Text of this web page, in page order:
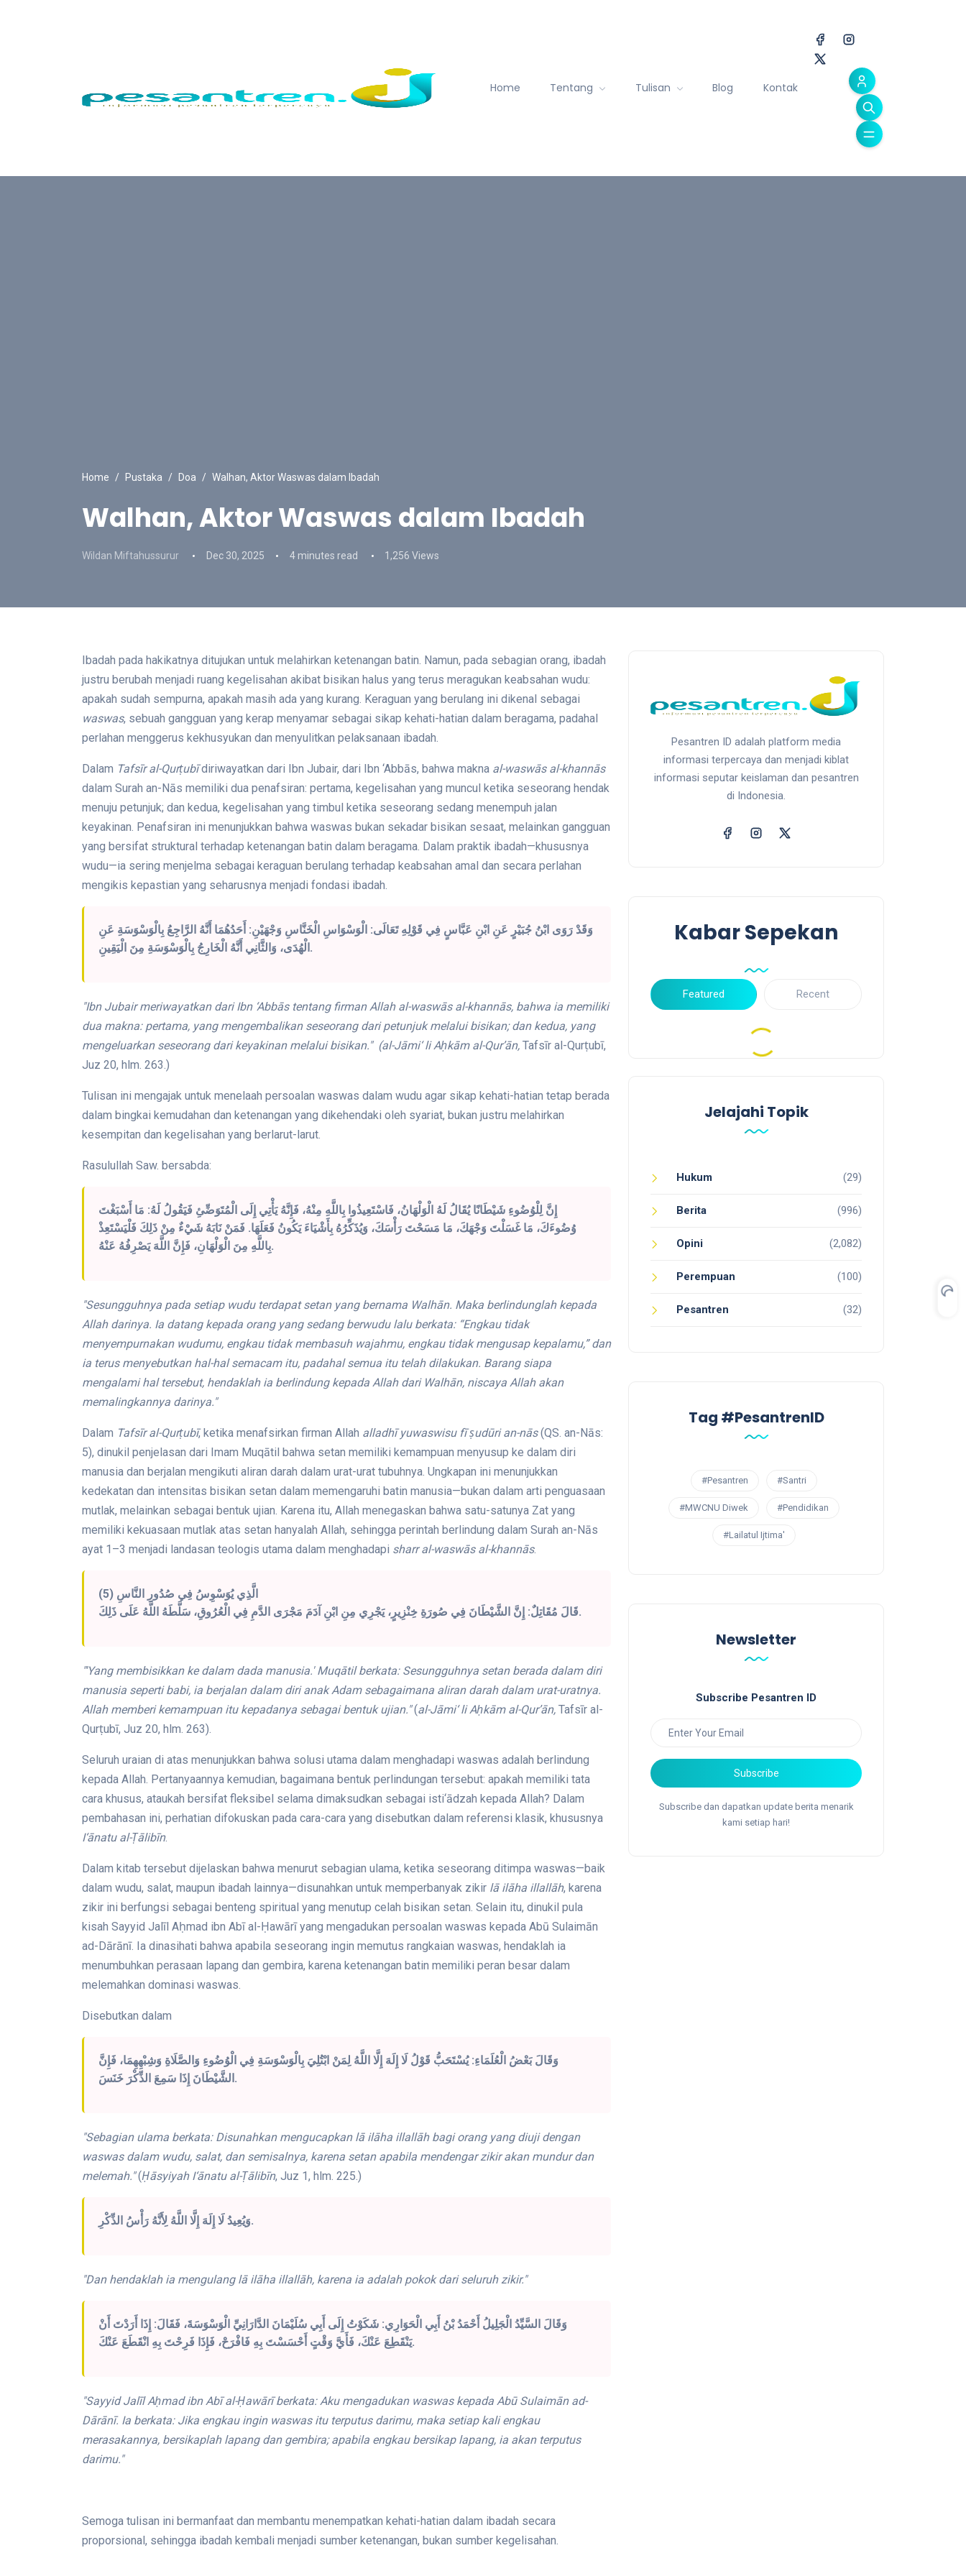
Home Tentang Tulisan Blog Kontak
Home Pustaka Doa Walhan, Aktor Waswas dalam Ibadah
Walhan, Aktor Waswas dalam Ibadah
Wildan Miftahussurur Dec 30, 2025 4 minutes read 1,256 Views
Ibadah pada hakikatnya ditujukan untuk melahirkan ketenangan batin. Namun, pada sebagian orang, ibadah
justru berubah menjadi ruang kegelisahan akibat bisikan halus yang terus meragukan keabsahan wudu:
apakah sudah sempurna, apakah masih ada yang kurang. Keraguan yang berulang ini dikenal sebagai
waswas, sebuah gangguan yang kerap menyamar sebagai sikap kehati-hatian dalam beragama, padahal
perlahan menggerus kekhusyukan dan menyulitkan pelaksanaan ibadah.
Dalam Tafsīr al-Qurṭubīdiriwayatkan dari Ibn Jubair, dari Ibn ‘Abbās, bahwa makna al-waswās al-khannās
dalam Surah an-Nās memiliki dua penafsiran: pertama, kegelisahan yang muncul ketika seseorang hendak
menuju petunjuk; dan kedua, kegelisahan yang timbul ketika seseorang sedang menempuh jalan
keyakinan. Penafsiran ini menunjukkan bahwa waswas bukan sekadar bisikan sesaat, melainkan gangguan
yang bersifat struktural terhadap ketenangan batin dalam beragama. Dalam praktik ibadah—khususnya
wudu—ia sering menjelma sebagai keraguan berulang terhadap keabsahan amal dan secara perlahan
mengikis kepastian yang seharusnya menjadi fondasi ibadah.
وَقَدْ رَوَى ابْنُ جُبَيْرٍ عَنِ ابْنِ عَبَّاسٍ فِي قَوْلِهِ تَعَالَى: الْوَسْوَاسِ الْخَنَّاسِ وَجْهَيْنِ: أَحَدُهُمَا أَنَّهُ الرَّاجِعُ بِالْوَسْوَسَةِ عَنِ
الْهُدَى، وَالثَّانِي أَنَّهُ الْخَارِجُ بِالْوَسْوَسَةِ مِنَ الْيَقِينِ.
"Ibn Jubair meriwayatkan dari Ibn ‘Abbās tentang firman Allah al-waswās al-khannās, bahwa ia memiliki
dua makna: pertama, yang mengembalikan seseorang dari petunjuk melalui bisikan; dan kedua, yang
mengeluarkan seseorang dari keyakinan melalui bisikan." (al-Jāmi‘ li Aḥkām al-Qur’ān, Tafsīr al-Qurṭubī,
Juz 20, hlm. 263.)
Tulisan ini mengajak untuk menelaah persoalan waswas dalam wudu agar sikap kehati-hatian tetap berada
dalam bingkai kemudahan dan ketenangan yang dikehendaki oleh syariat, bukan justru melahirkan
kesempitan dan kegelisahan yang berlarut-larut.
Rasulullah Saw. bersabda:
إِنَّ لِلْوُضُوءِ شَيْطَانًا يُقَالُ لَهُ الْوَلْهَانُ، فَاسْتَعِيذُوا بِاللَّهِ مِنْهُ، فَإِنَّهُ يَأْتِي إِلَى الْمُتَوَضِّئِ فَيَقُولُ لَهُ: مَا أَسْبَغْتَ
وُضُوءَكَ، مَا غَسَلْتَ وَجْهَكَ، مَا مَسَحْتَ رَأْسَكَ، وَيُذَكِّرُهُ بِأَشْيَاءَ يَكُونُ فَعَلَهَا. فَمَنْ نَابَهُ شَيْءٌ مِنْ ذَلِكَ فَلْيَسْتَعِذْ
بِاللَّهِ مِنَ الْوَلْهَانِ، فَإِنَّ اللَّهَ يَصْرِفُهُ عَنْهُ.
"Sesungguhnya pada setiap wudu terdapat setan yang bernama Walhān. Maka berlindunglah kepada
Allah darinya. Ia datang kepada orang yang sedang berwudu lalu berkata: “Engkau tidak
menyempurnakan wudumu, engkau tidak membasuh wajahmu, engkau tidak mengusap kepalamu,” dan
ia terus menyebutkan hal-hal semacam itu, padahal semua itu telah dilakukan. Barang siapa
mengalami hal tersebut, hendaklah ia berlindung kepada Allah dari Walhān, niscaya Allah akan
memalingkannya darinya."
Dalam Tafsīr al-Qurṭubī, ketika menafsirkan firman Allah alladhī yuwaswisu fī ṣudūri an-nās(QS. an-Nās:
5), dinukil penjelasan dari Imam Muqātil bahwa setan memiliki kemampuan menyusup ke dalam diri
manusia dan berjalan mengikuti aliran darah dalam urat-urat tubuhnya. Ungkapan ini menunjukkan
kedekatan dan intensitas bisikan setan dalam memengaruhi batin manusia—bukan dalam arti penguasaan
mutlak, melainkan sebagai bentuk ujian. Karena itu, Allah menegaskan bahwa satu-satunya Zat yang
memiliki kekuasaan mutlak atas setan hanyalah Allah, sehingga perintah berlindung dalam Surah an-Nās
ayat 1–3 menjadi landasan teologis utama dalam menghadapi sharr al-waswās al-khannās.
الَّذِي يُوَسْوِسُ فِي صُدُورِ النَّاسِ (5)
قَالَ مُقَاتِلٌ: إِنَّ الشَّيْطَانَ فِي صُورَةِ خِنْزِيرٍ، يَجْرِي مِنِ ابْنِ آدَمَ مَجْرَى الدَّمِ فِي الْعُرُوقِ، سَلَّطَهُ اللَّهُ عَلَى ذَلِكَ.
"'Yang membisikkan ke dalam dada manusia.' Muqātil berkata: Sesungguhnya setan berada dalam diri
manusia seperti babi, ia berjalan dalam diri anak Adam sebagaimana aliran darah dalam urat-uratnya.
Allah memberi kemampuan itu kepadanya sebagai bentuk ujian."(al-Jāmi‘ li Aḥkām al-Qur’ān, Tafsīr al-
Qurṭubī, Juz 20, hlm. 263).
Seluruh uraian di atas menunjukkan bahwa solusi utama dalam menghadapi waswas adalah berlindung
kepada Allah. Pertanyaannya kemudian, bagaimana bentuk perlindungan tersebut: apakah memiliki tata
cara khusus, ataukah bersifat fleksibel selama dimaksudkan sebagai isti‘ādzah kepada Allah? Dalam
pembahasan ini, perhatian difokuskan pada cara-cara yang disebutkan dalam referensi klasik, khususnya
I‘ānatu al-Ṭālibīn.
Dalam kitab tersebut dijelaskan bahwa menurut sebagian ulama, ketika seseorang ditimpa waswas—baik
dalam wudu, salat, maupun ibadah lainnya—disunahkan untuk memperbanyak zikir lā ilāha illallāh, karena
zikir ini berfungsi sebagai benteng spiritual yang menutup celah bisikan setan. Selain itu, dinukil pula
kisah Sayyid Jalīl Aḥmad ibn Abī al-Ḥawārī yang mengadukan persoalan waswas kepada Abū Sulaimān
ad-Dārānī. Ia dinasihati bahwa apabila seseorang ingin memutus rangkaian waswas, hendaklah ia
menumbuhkan perasaan lapang dan gembira, karena ketenangan batin memiliki peran besar dalam
melemahkan dominasi waswas.
Disebutkan dalam
وَقَالَ بَعْضُ الْعُلَمَاءِ: يُسْتَحَبُّ قَوْلُ لَا إِلَهَ إِلَّا اللَّهُ لِمَنْ ابْتُلِيَ بِالْوَسْوَسَةِ فِي الْوُضُوءِ وَالصَّلَاةِ وَشِبْهِهِمَا، فَإِنَّ
الشَّيْطَانَ إِذَا سَمِعَ الذِّكْرَ خَنَسَ.
"Sebagian ulama berkata: Disunahkan mengucapkan lā ilāha illallāh bagi orang yang diuji dengan
waswas dalam wudu, salat, dan semisalnya, karena setan apabila mendengar zikir akan mundur dan
melemah."(Ḥāsyiyah I‘ānatu al-Ṭālibīn, Juz 1, hlm. 225.)
وَيُعِيدُ لَا إِلَهَ إِلَّا اللَّهُ لِأَنَّهُ رَأْسُ الذِّكْرِ.
"Dan hendaklah ia mengulang lā ilāha illallāh, karena ia adalah pokok dari seluruh zikir."
وَقَالَ السَّيِّدُ الْجَلِيلُ أَحْمَدُ بْنُ أَبِي الْحَوَارِي: شَكَوْتُ إِلَى أَبِي سُلَيْمَانَ الدَّارَانِيِّ الْوَسْوَسَةَ، فَقَالَ: إِذَا أَرَدْتَ أَنْ
يَنْقَطِعَ عَنْكَ، فَأَيَّ وَقْتٍ أَحْسَسْتَ بِهِ فَافْرَحْ، فَإِذَا فَرِحْتَ بِهِ انْقَطَعَ عَنْكَ.
"Sayyid Jalīl Aḥmad ibn Abī al-Ḥawārī berkata: Aku mengadukan waswas kepada Abū Sulaimān ad-
Dārānī. Ia berkata: Jika engkau ingin waswas itu terputus darimu, maka setiap kali engkau
merasakannya, bersikaplah lapang dan gembira; apabila engkau bersikap lapang, ia akan terputus
darimu."
Semoga tulisan ini bermanfaat dan membantu menempatkan kehati-hatian dalam ibadah secara
proporsional, sehingga ibadah kembali menjadi sumber ketenangan, bukan sumber kegelisahan.
Pesantren ID adalah platform media
informasi terpercaya dan menjadi kiblat
informasi seputar keislaman dan pesantren
di Indonesia.
Kabar Sepekan
Featured Recent
Jelajahi Topik
Hukum (29)
Berita (996)
Opini (2,082)
Perempuan (100)
Pesantren (32)
Tag #PesantrenID
#Pesantren #Santri
#MWCNU Diwek #Pendidikan
#Lailatul Ijtima'
Newsletter
Subscribe Pesantren ID
Subscribe
Subscribe dan dapatkan update berita menarik
kami setiap hari!